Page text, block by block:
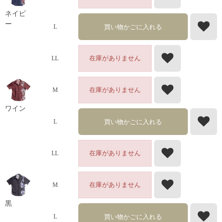
ネイビ
ー
L 買い物かごに入れる
LL 在庫がありません
ワイン
M 在庫がありません
L 買い物かごに入れる
LL 在庫がありません
黒
M 在庫がありません
L 買い物かごに入れる